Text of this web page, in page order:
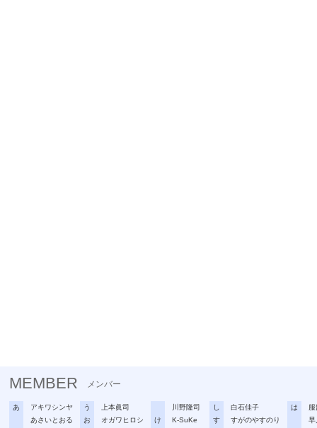
MEMBER メンバー
あ
アキワシンヤ
あさいとおる
う
上本眞司
お
オガワヒロシ
川野隆司
け
K-SuKe
し
白石佳子
す
すがのやすのり
は
早